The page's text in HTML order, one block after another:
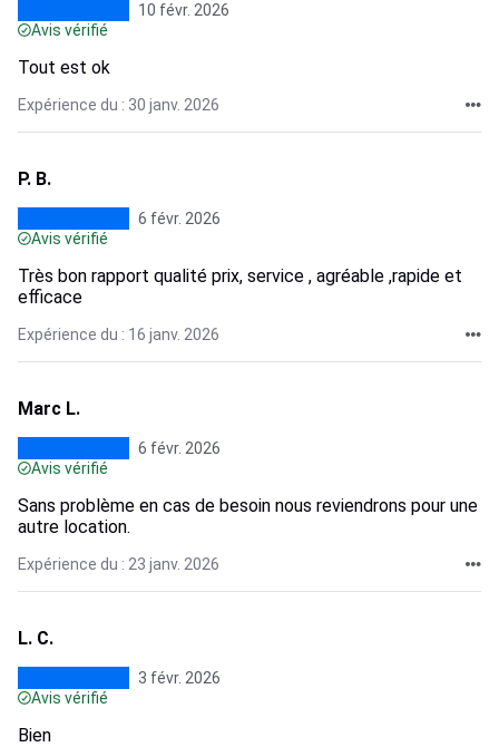
10 févr. 2026
Avis vérifié
Tout est ok
Expérience du : 30 janv. 2026
P. B.
6 févr. 2026
Avis vérifié
Très bon rapport qualité prix, service , agréable ,rapide et
efficace
Expérience du : 16 janv. 2026
Marc L.
6 févr. 2026
Avis vérifié
Sans problème en cas de besoin nous reviendrons pour une
autre location.
Expérience du : 23 janv. 2026
L. C.
3 févr. 2026
Avis vérifié
Bien